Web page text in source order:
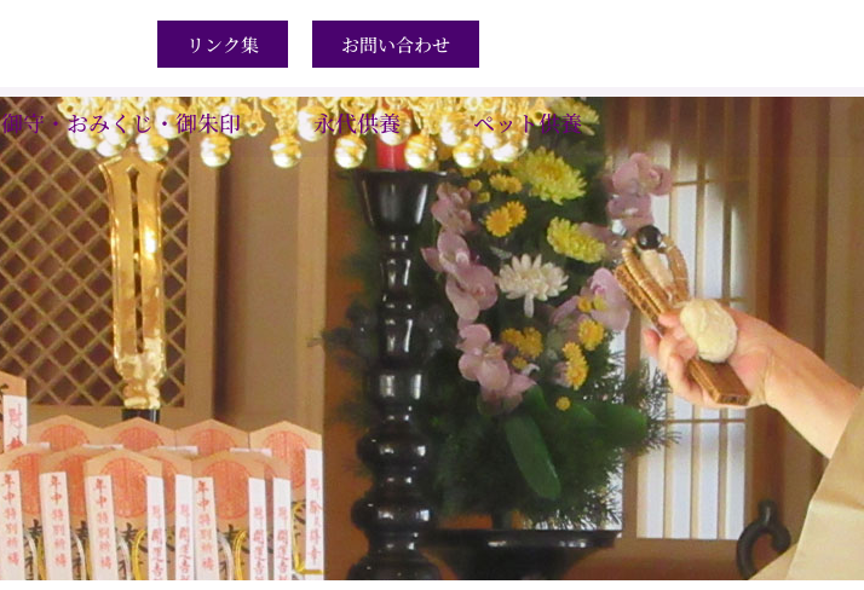
リンク集 お問い合わせ
御守・おみくじ・御朱印 永代供養 ペット供養